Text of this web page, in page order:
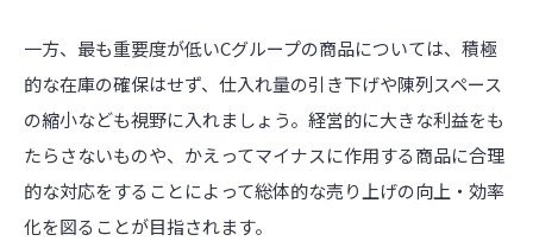
一方、最も重要度が低いCグループの商品については、積極
的な在庫の確保はせず、仕入れ量の引き下げや陳列スペース
の縮小なども視野に入れましょう。経営的に大きな利益をも
たらさないものや、かえってマイナスに作用する商品に合理
的な対応をすることによって総体的な売り上げの向上・効率
化を図ることが目指されます。